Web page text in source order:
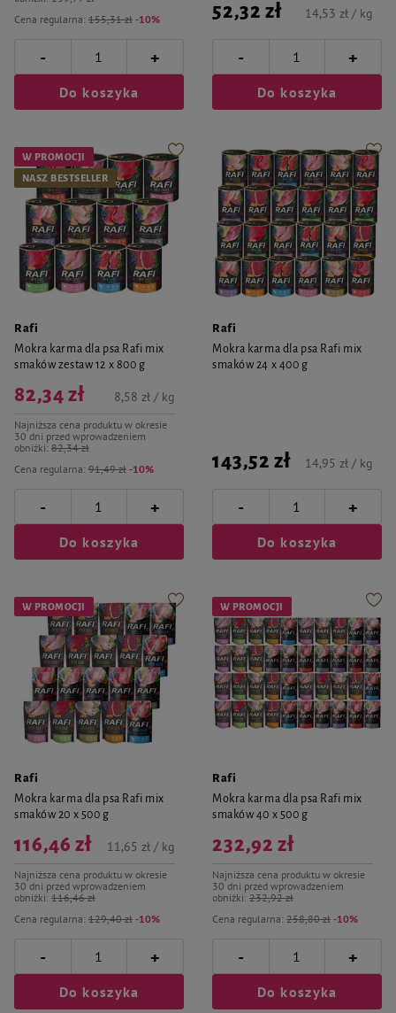
Cena regularna: 155,31 zł -10%
- +
Do koszyka
52,32 zł 14,53 zł / kg
- +
Do koszyka
W PROMOCJI
NASZ BESTSELLER
Rafi
Mokra karma dla psa Rafi mix
smaków zestaw 12 x 800 g
Cena regularna: 91,49 zł -10%
82,34 zł
Najniższa cena produktu w okresie
30 dni przed wprowadzeniem
obniżki: 82,34 zł
8,58 zł / kg
- +
Do koszyka
Rafi
Mokra karma dla psa Rafi mix
smaków 24 x 400 g
143,52 zł 14,95 zł / kg
- +
Do koszyka
W PROMOCJI
Rafi
Mokra karma dla psa Rafi mix
smaków 20 x 500 g
Cena regularna: 129,40 zł -10%
116,46 zł
Najniższa cena produktu w okresie
30 dni przed wprowadzeniem
obniżki: 116,46 zł
11,65 zł / kg
- +
Do koszyka
W PROMOCJI
Rafi
Mokra karma dla psa Rafi mix
smaków 40 x 500 g
Cena regularna: 258,80 zł -10%
232,92 zł
Najniższa cena produktu w okresie
30 dni przed wprowadzeniem
obniżki: 232,92 zł
- +
Do koszyka